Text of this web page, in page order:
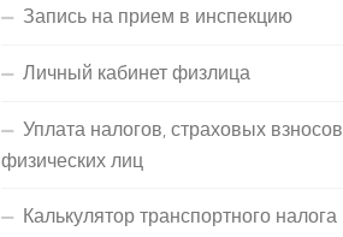
Запись на прием в инспекцию
Личный кабинет физлица
Уплата налогов, страховых взносов
физических лиц
Калькулятор транспортного налога